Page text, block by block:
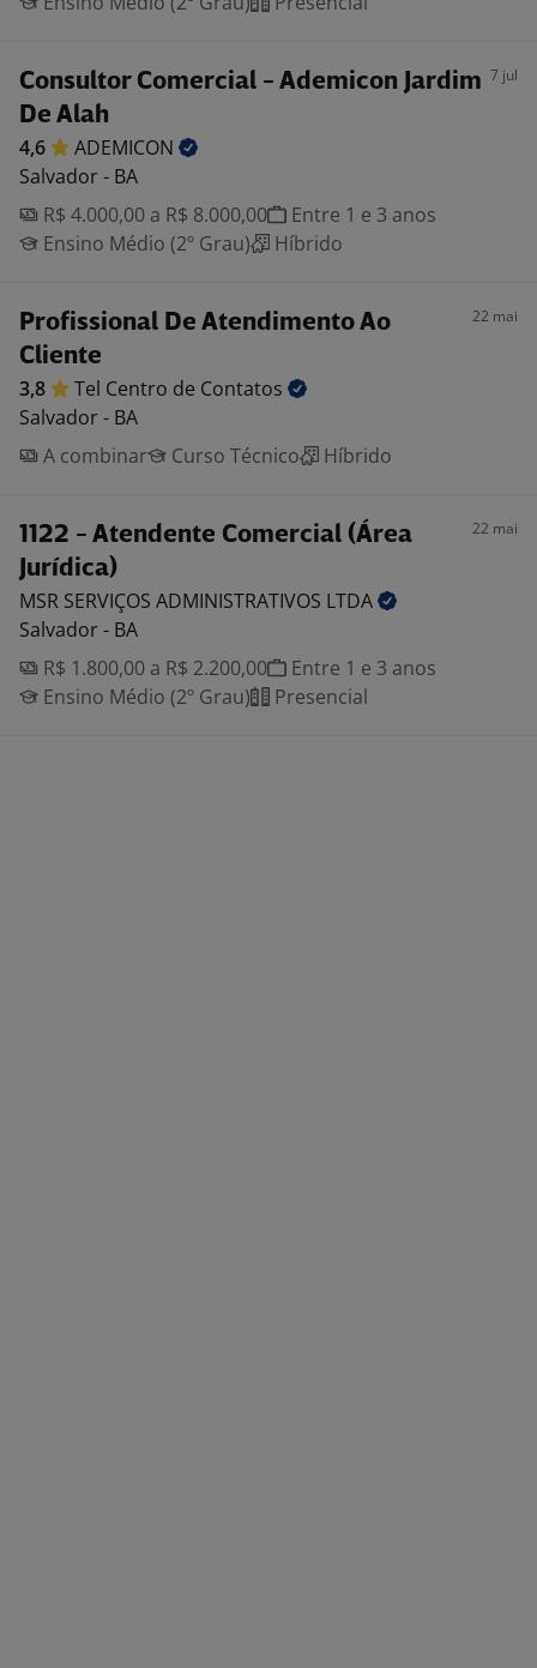
Consultor Comercial - Ademicon Jardim
De Alah
7 jul
4,6
ADEMICON
Salvador - BA
R$ 4.000,00 a R$ 8.000,00
Entre 1 e 3 anos
Ensino Médio (2º Grau)
Híbrido
Profissional De Atendimento Ao
Cliente
22 mai
3,8 Tel Centro de Contatos
Salvador - BA
A combinar
Curso Técnico Híbrido
1122 - Atendente Comercial (Área
Jurídica)
22 mai
MSR SERVIÇOS ADMINISTRATIVOS LTDA
Salvador - BA
R$ 1.800,00 a R$ 2.200,00
Entre 1 e 3 anos
Ensino Médio (2º Grau)
Presencial